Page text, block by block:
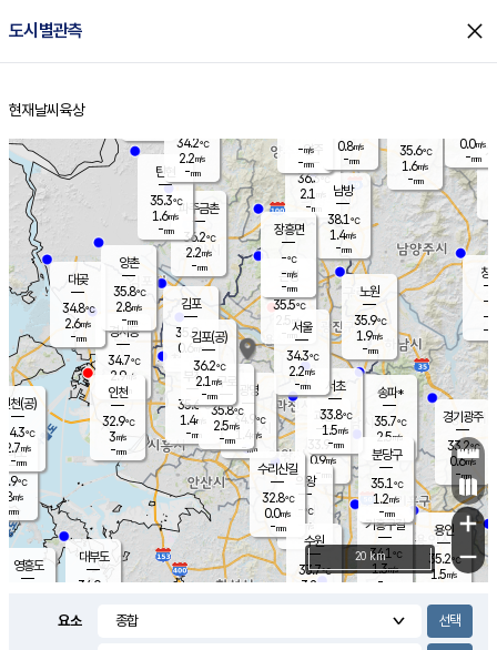
도시별관측 close
홈
현재날씨 육상
의도
℃
m/s
mm
영흥도
양주
36.3℃
2.1
-mm
과천
33.9℃
0.9m/s
- mm
용인
35.2℃
1.5m/s
경기광주
33.2℃
0.6m/s
-mm
대부도
34.0
경서동
34.7℃
2.9m/s
-mm
파주금촌
36.2℃
2.2m/s
-mm
35.6℃
1.6m/s
-mm
대곶
34.8℃
2.6m/s
-mm
창
-
-m/
-
탄현
35.3℃
1.6m/s
-mm
0.0m/s
-mm
의왕
- ℃
m/s
mm
김포
35.9℃
0.6 m/s
mm
광명
34.9 ℃
1.4 m/s
-mm
부천
35.6℃
1.4m/s
-mm
양촌
35.8℃
2.8m/s
-mm
구로
35.8℃
2.5m/s
-mm
은평
35.5℃
2.5 m/s
- mm
노원
35.9℃
1.9m/s
-mm
송파*
35.7℃
2.5m/s
-mm
서초
33.8℃
1.5m/s
-mm
남방
38.1℃
1.4m/s
-mm
기흥구갈
34.1℃
1.3m/s
-
수리산길
32.8℃
0.0m/s
-mm
분당구
35.1℃
1.2m/s
-mm
장흥면
-℃
-m/s
-mm
-m/s
-mm
인천(공)
34.3℃
2.7m/s
-mm
김포(공)
36.2℃
2.1 m/s
-mm
수원
33.7℃
3.2 m/s
인천
32.9℃
3m/s
-mm
서울
34.3℃
2.2m/s
-mm
34.2℃
2.2m/s
-mm
0.8m/s
-mm
+
−
20 km
요소